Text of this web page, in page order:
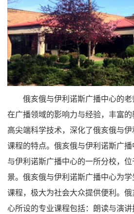
俄亥俄与伊利诺斯广播中心的老
在广播领域的影响力与经验，丰富
高尖端科学技术，深化了俄亥俄与
课程的特点。俄亥俄与伊利诺斯广
与伊利诺斯广播中心的一所分校，
景。俄亥俄与伊利诺斯广播中心为
课程，极大为社会大众提供便利。
心所设的专业课程包括：朗读与演